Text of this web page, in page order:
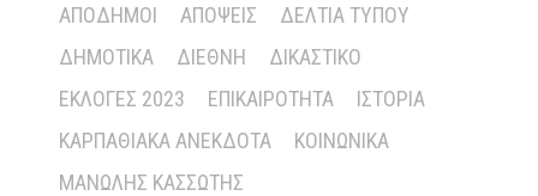
ΑΠΌΔΗΜΟΙ
ΑΠΌΨΕΙΣ
ΔΕΛΤΊΑ ΤΎΠΟΥ
ΔΗΜΟΤΙΚΆ
ΔΙΕΘΝΉ
ΔΙΚΑΣΤΙΚΌ
ΕΚΛΟΓΈΣ 2023
ΕΠΙΚΑΙΡΌΤΗΤΑ
ΙΣΤΟΡΊΑ
ΚΑΡΠΑΘΙΑΚΆ ΑΝΈΚΔΟΤΑ
ΚΟΙΝΩΝΙΚΆ
ΜΑΝΏΛΗΣ ΚΑΣΣΏΤΗΣ